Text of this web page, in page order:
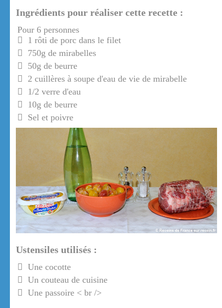
Ingrédients pour réaliser cette recette :
Pour 6 personnes
1 rôti de porc dans le filet
750g de mirabelles
50g de beurre
2 cuillères à soupe d'eau de vie de mirabelle
1/2 verre d'eau
10g de beurre
Sel et poivre
Ustensiles utilisés :
Une cocotte
Un couteau de cuisine
Une passoire < br />